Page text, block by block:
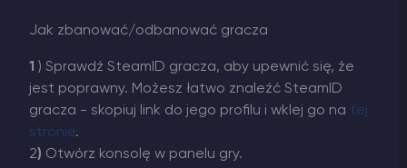
Jak zbanować/odbanować gracza
1 ) Sprawdź SteamID gracza, aby upewnić się, że
jest poprawny. Możesz łatwo znaleźć SteamID
gracza - skopiuj link do jego profilu i wklej go na tej
stronie.
2) Otwórz konsolę w panelu gry.